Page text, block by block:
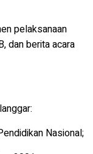
pelaksanaan
dan berita acara
Nasional;